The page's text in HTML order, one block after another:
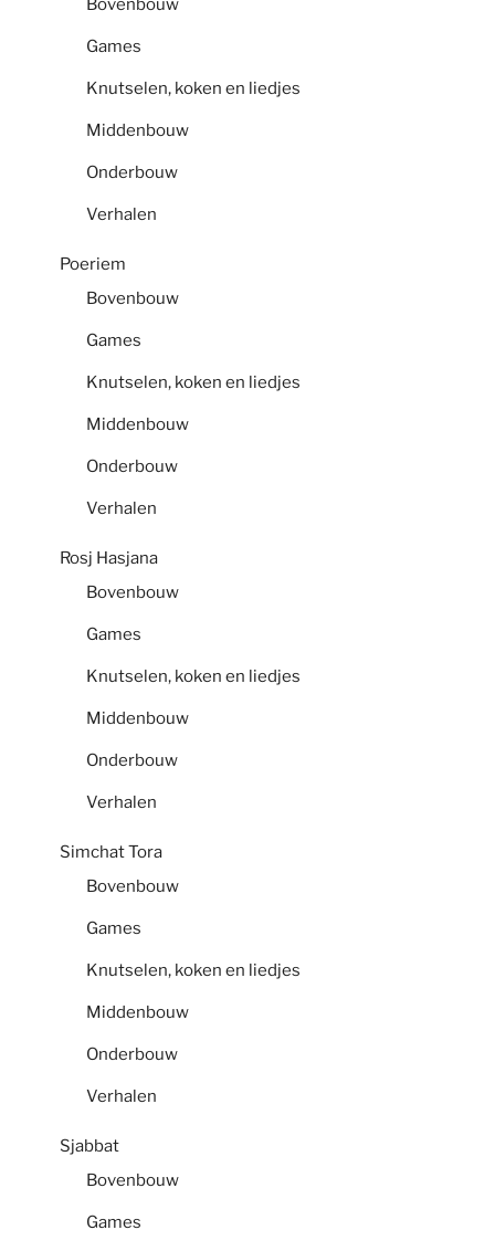
Bovenbouw
Games
Knutselen, koken en liedjes
Middenbouw
Onderbouw
Verhalen
Poeriem
Bovenbouw
Games
Knutselen, koken en liedjes
Middenbouw
Onderbouw
Verhalen
Rosj Hasjana
Bovenbouw
Games
Knutselen, koken en liedjes
Middenbouw
Onderbouw
Verhalen
Simchat Tora
Bovenbouw
Games
Knutselen, koken en liedjes
Middenbouw
Onderbouw
Verhalen
Sjabbat
Bovenbouw
Games